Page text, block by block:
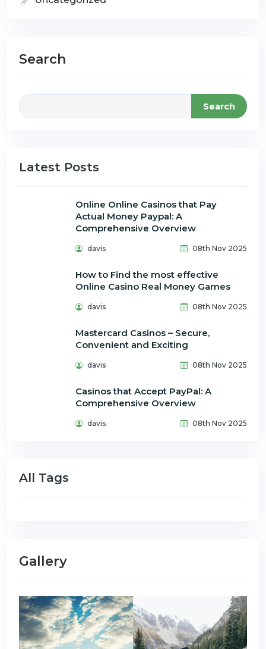
Search
Search
Latest Posts
Online Online Casinos that Pay
Actual Money Paypal: A
Comprehensive Overview
davis 08th Nov 2025
How to Find the most effective
Online Casino Real Money Games
davis 08th Nov 2025
Mastercard Casinos – Secure,
Convenient and Exciting
davis 08th Nov 2025
Casinos that Accept PayPal: A
Comprehensive Overview
davis 08th Nov 2025
All Tags
Gallery